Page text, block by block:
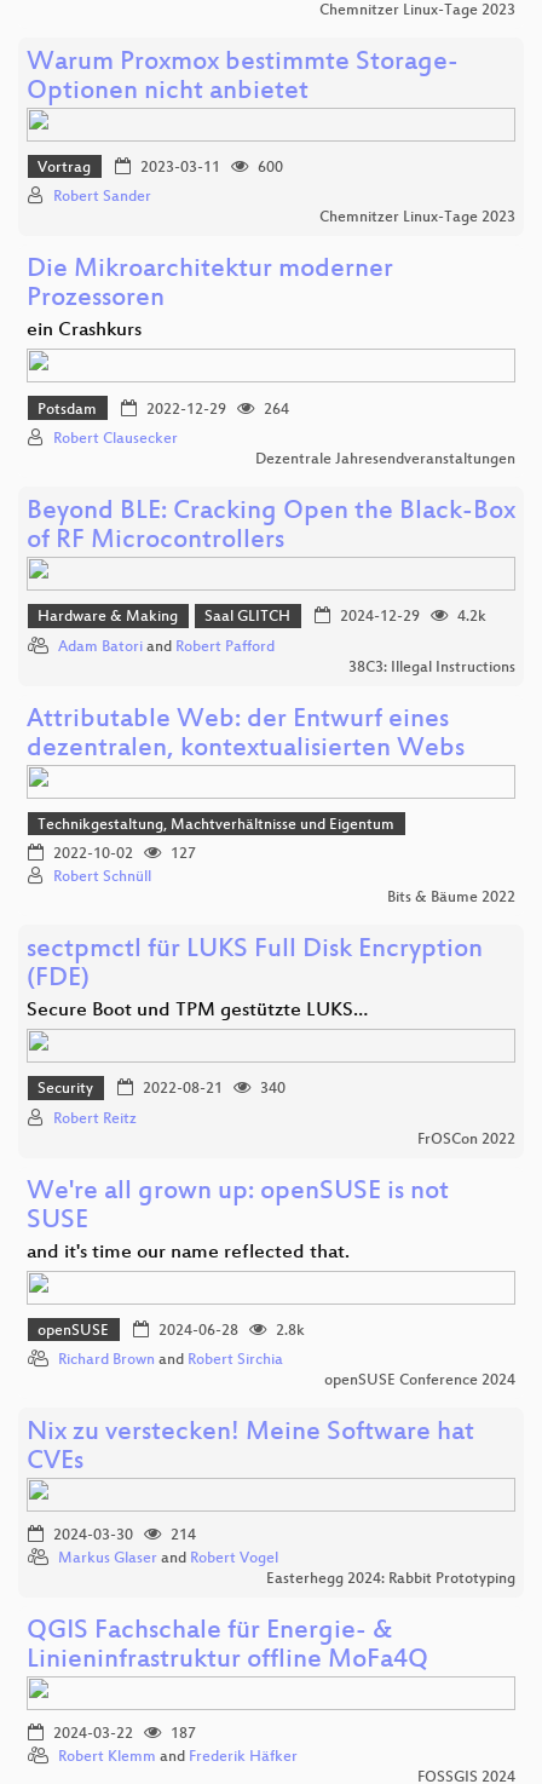
Chemnitzer Linux-Tage 2023
Warum Proxmox bestimmte Storage-
Optionen nicht anbietet
Vortrag 2023-03-11
600
Robert Sander
Chemnitzer Linux-Tage 2023
Die Mikroarchitektur moderner
Prozessoren
ein Crashkurs
Potsdam 2022-12-29
264
Robert Clausecker
Dezentrale Jahresendveranstaltungen
Beyond BLE: Cracking Open the Black-Box
of RF Microcontrollers
Hardware & Making Saal GLITCH 2024-12-29
4.2k
Adam Batori and Robert Pafford
38C3: Illegal Instructions
Attributable Web: der Entwurf eines
dezentralen, kontextualisierten Webs
Technikgestaltung, Machtverhältnisse und Eigentum
2022-10-02
127
Robert Schnüll
Bits & Bäume 2022
sectpmctl für LUKS Full Disk Encryption
(FDE)
Secure Boot und TPM gestützte LUKS…
Security 2022-08-21
340
Robert Reitz
FrOSCon 2022
We're all grown up: openSUSE is not
SUSE
and it's time our name reflected that.
openSUSE 2024-06-28
2.8k
Richard Brown and Robert Sirchia
openSUSE Conference 2024
Nix zu verstecken! Meine Software hat
CVEs
2024-03-30
214
Markus Glaser and Robert Vogel
Easterhegg 2024: Rabbit Prototyping
QGIS Fachschale für Energie- &
Linieninfrastruktur offline MoFa4Q
2024-03-22
187
Robert Klemm and Frederik Häfker
FOSSGIS 2024